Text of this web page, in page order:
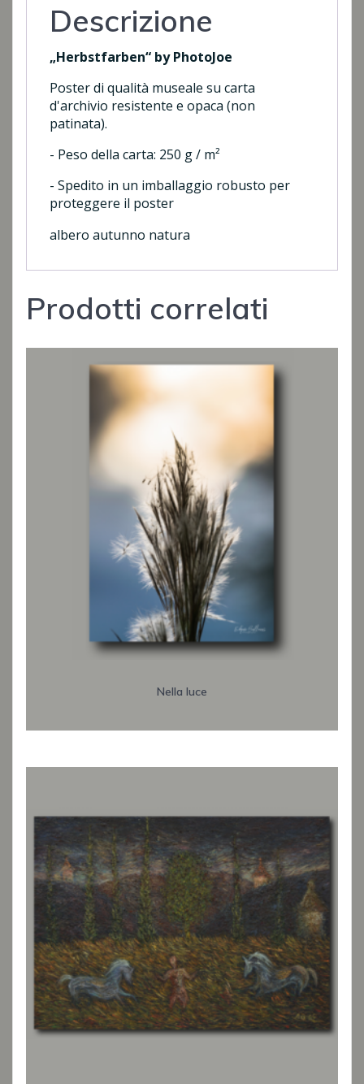
Descrizione
„Herbstfarben“ by PhotoJoe
Poster di qualità museale su carta
d'archivio resistente e opaca (non
patinata).
- Peso della carta: 250 g / m²
- Spedito in un imballaggio robusto per
proteggere il poster
albero autunno natura
Prodotti correlati
Nella luce